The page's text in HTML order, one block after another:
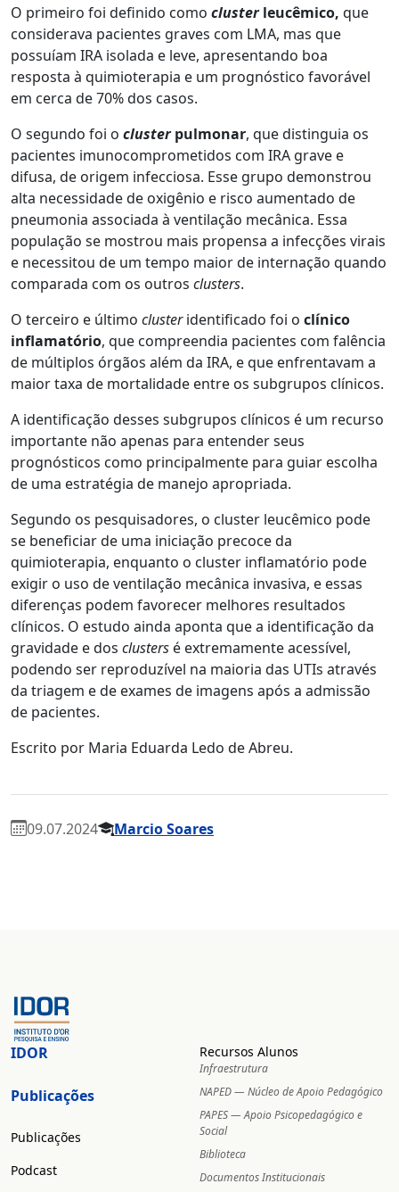
O primeiro foi definido como clusterleucêmico, que
considerava pacientes graves com LMA, mas que
possuíam IRA isolada e leve, apresentando boa
resposta à quimioterapia e um prognóstico favorável
em cerca de 70% dos casos.
O segundo foi o clusterpulmonar, que distinguia os
pacientes imunocomprometidos com IRA grave e
difusa, de origem infecciosa. Esse grupo demonstrou
alta necessidade de oxigênio e risco aumentado de
pneumonia associada à ventilação mecânica. Essa
população se mostrou mais propensa a infecções virais
e necessitou de um tempo maior de internação quando
comparada com os outros clusters.
O terceiro e último clusteridentificado foi o clínico
inflamatório, que compreendia pacientes com falência
de múltiplos órgãos além da IRA, e que enfrentavam a
maior taxa de mortalidade entre os subgrupos clínicos.
A identificação desses subgrupos clínicos é um recurso
importante não apenas para entender seus
prognósticos como principalmente para guiar escolha
de uma estratégia de manejo apropriada.
Segundo os pesquisadores, o cluster leucêmico pode
se beneficiar de uma iniciação precoce da
quimioterapia, enquanto o cluster inflamatório pode
exigir o uso de ventilação mecânica invasiva, e essas
diferenças podem favorecer melhores resultados
clínicos. O estudo ainda aponta que a identificação da
gravidade e dos clusters é extremamente acessível,
podendo ser reproduzível na maioria das UTIs através
da triagem e de exames de imagens após a admissão
de pacientes.
Escrito por Maria Eduarda Ledo de Abreu.
09.07.2024 Marcio Soares
IDOR
Publicações
Publicações
Podcast
Recursos Alunos
Infraestrutura
NAPED — Núcleo de Apoio Pedagógico
PAPES — Apoio Psicopedagógico e
Social
Biblioteca
Documentos Institucionais